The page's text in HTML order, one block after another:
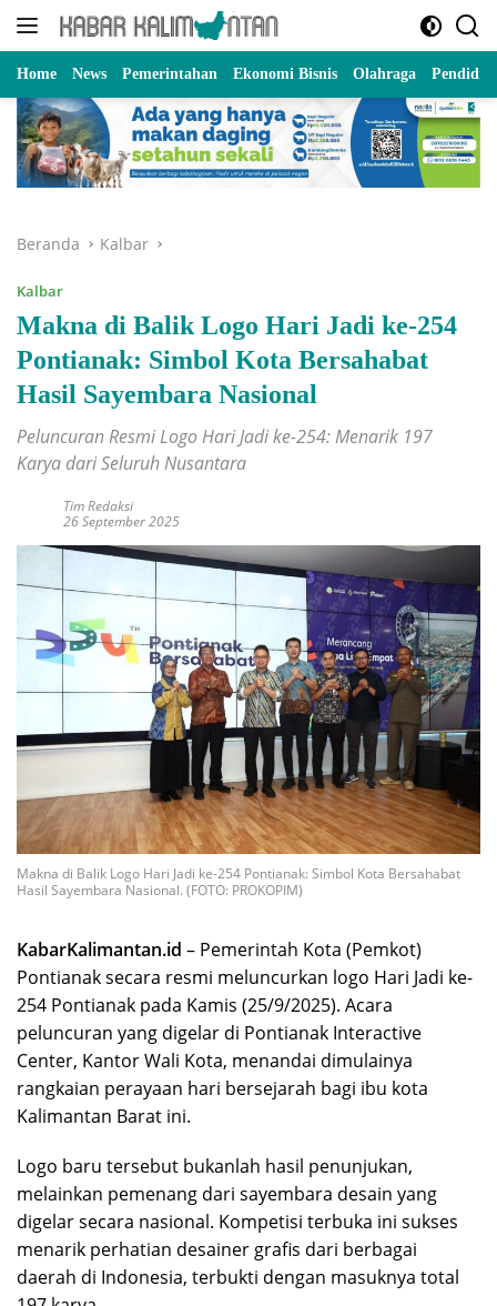
Langsung
Home News Pemerintahan Ekonomi Bisnis Olahraga
Beranda Kalbar
Kalbar
Makna di Balik Logo Hari Jadi ke-254
Pontianak: Simbol Kota Bersahabat
Hasil Sayembara Nasional
Peluncuran Resmi Logo Hari Jadi ke-254: Menarik 197
Karya dari Seluruh Nusantara
Tim Redaksi
26 September 2025
Makna di Balik Logo Hari Jadi ke-254 Pontianak: Simbol Kota Bersahabat
Hasil Sayembara Nasional. (FOTO: PROKOPIM)
KabarKalimantan.id – Pemerintah Kota (Pemkot)
Pontianak secara resmi meluncurkan logo Hari Jadi ke-
254 Pontianak pada Kamis (25/9/2025). Acara
peluncuran yang digelar di Pontianak Interactive
Center, Kantor Wali Kota, menandai dimulainya
rangkaian perayaan hari bersejarah bagi ibu kota
Kalimantan Barat ini.
Logo baru tersebut bukanlah hasil penunjukan,
melainkan pemenang dari sayembara desain yang
digelar secara nasional. Kompetisi terbuka ini sukses
menarik perhatian desainer grafis dari berbagai
daerah di Indonesia, terbukti dengan masuknya total